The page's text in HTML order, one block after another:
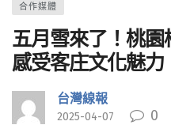
合作媒體
五月雪來了！桃
感受客庄文化魅力
台灣線報
2025-04-07 0